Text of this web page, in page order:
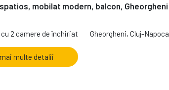
mobilat modern, balcon, Gheorgheni
2 camere de închiriat Gheorgheni, Cluj-Napoca
multe detalii